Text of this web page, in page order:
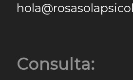
Consulta: